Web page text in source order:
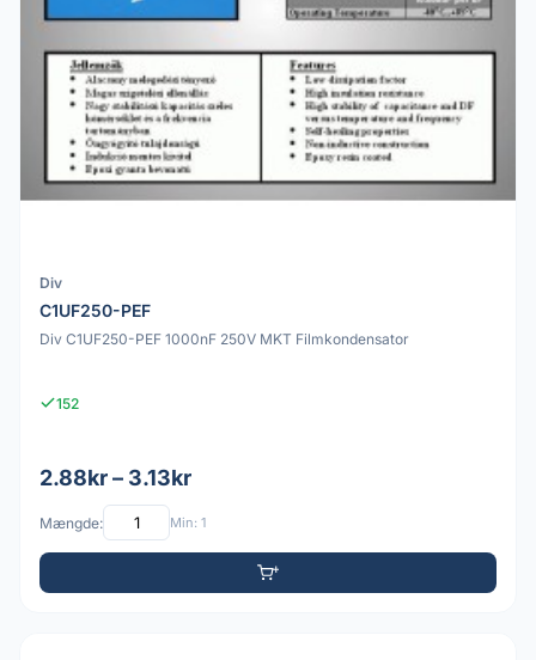
Div
C1UF250-PEF
Div C1UF250-PEF 1000nF 250V MKT Filmkondensator
152
2.88kr – 3.13kr
Mængde: Min: 1